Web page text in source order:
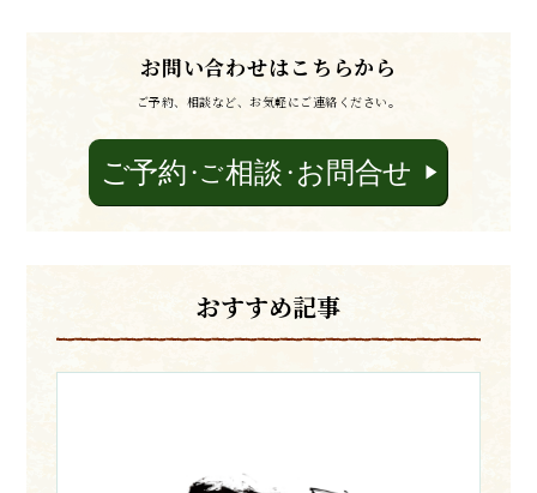
お問い合わせはこちらから
ご予約、相談など、お気軽にご連絡ください。
おすすめ記事